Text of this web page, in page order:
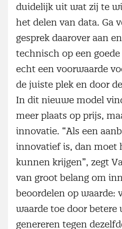
duidelijk uit wat zij te
het delen van data. Ga
gesprek daarover aan
technisch op een
echt een voorwaarde
de juiste plek en door
In dit nieuwe model
meer plaats op prijs,
innovatie. “Als een
innovatief is, dan moet
kunnen krijgen”, zegt
van groot belang om
beoordelen op waarde:
waarde toe door
genereren tegen